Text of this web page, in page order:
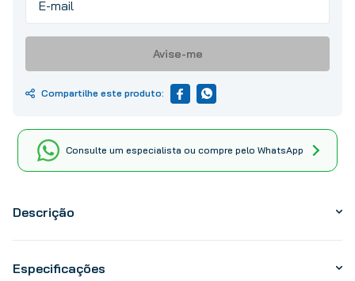
Avise-me
Consulte um especialista ou compre pelo WhatsApp
Descrição
Especificações